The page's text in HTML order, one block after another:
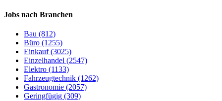
Jobs nach Branchen
Bau (812)
Büro (1255)
Einkauf (3025)
Einzelhandel (2547)
Elektro (1133)
Fahrzeugtechnik (1262)
Gastronomie (2057)
Geringfügig (309)